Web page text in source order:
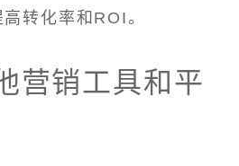
转化率和ROI。
营销工具和平